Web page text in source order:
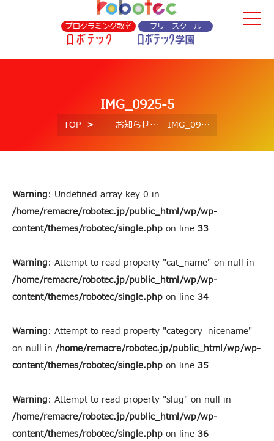
プログラミング教室 フリースクール
IMG_0925-5
TOP お知らせ IMG_0925-5
Warning: Undefined array key 0 in
/home/remacre/robotec.jp/public_html/wp/wp-
content/themes/robotec/single.php on line 33
Warning: Attempt to read property "cat_name" on null in
/home/remacre/robotec.jp/public_html/wp/wp-
content/themes/robotec/single.php on line 34
Warning: Attempt to read property "category_nicename"
on null in /home/remacre/robotec.jp/public_html/wp/wp-
content/themes/robotec/single.php on line 35
Warning: Attempt to read property "slug" on null in
/home/remacre/robotec.jp/public_html/wp/wp-
content/themes/robotec/single.php on line 36